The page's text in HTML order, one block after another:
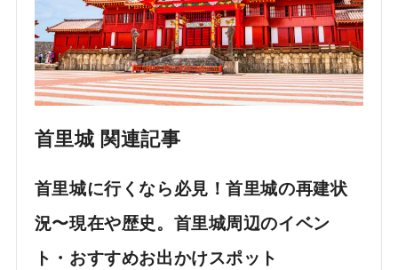
首里城 関連記事
首里城に行くなら必見！首里城の再建状
況〜現在や歴史。首里城周辺のイベン
ト・おすすめお出かけスポット